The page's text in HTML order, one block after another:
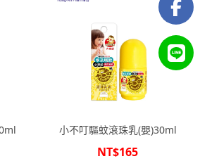
小不叮驅蚊滾珠乳(嬰)30ml
NT$165